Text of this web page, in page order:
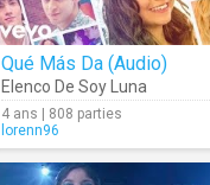
Qué Más Da (Audio)
Elenco De Soy Luna
4 ans | 808 parties
lorenn96